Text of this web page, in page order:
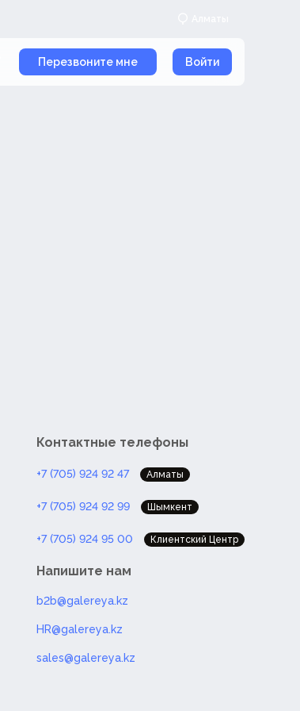
Перезвоните мне Войти
Контактные телефоны
+7 (705) 924 92 47 Алматы
+7 (705) 924 92 99 Шымкент
+7 (705) 924 95 00 Клиентский Центр
Напишите нам
b2b@galereya.kz
HR@galereya.kz
sales@galereya.kz